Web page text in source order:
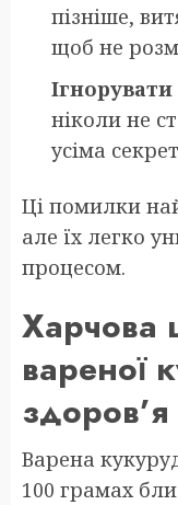
пізніше,
щоб не
Ігнорувати
ніколи не
усіма
Ці помилки
але їх легко
процесом.
Харчова
вареної
здоров’я
Варена
100 грамах